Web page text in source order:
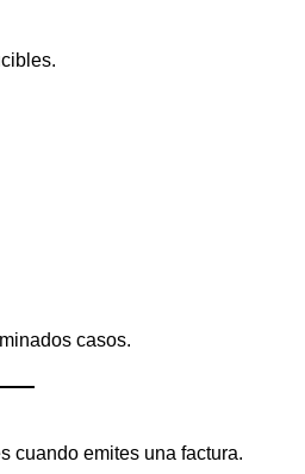
casos.
cuando emites una factura.